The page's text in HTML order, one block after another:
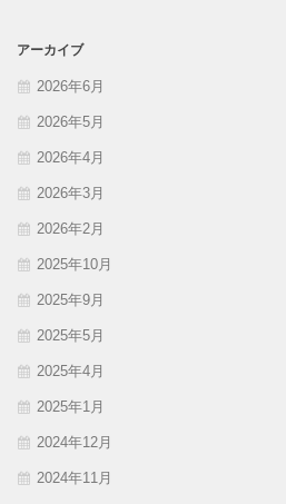
アーカイブ
2026年6月
2026年5月
2026年4月
2026年3月
2026年2月
2025年10月
2025年9月
2025年5月
2025年4月
2025年1月
2024年12月
2024年11月